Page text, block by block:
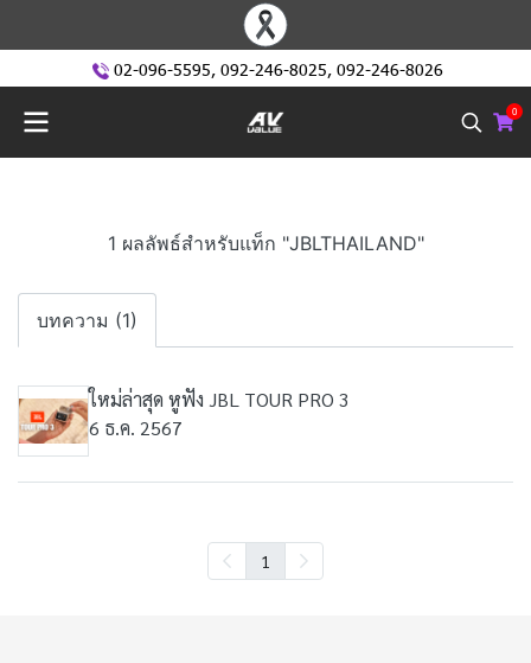
02-096-5595, 092-246-8025, 092-246-8026
0
1 ผลลัพธ์สำหรับแท็ก "JBLTHAILAND"
บทความ (1)
ใหม่ล่าสุด หูฟัง JBL TOUR PRO 3
6 ธ.ค. 2567
1